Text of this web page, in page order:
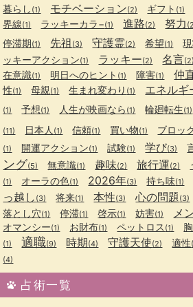
暮らし (1) モチベーション(2) ギフト (1)
界線(1) ラッキーカラ−(1) 進路(2) 努力
停滞期(1) 先祖 (3) 守護霊(2) 希望(1)
ッキーアクション(1) ラッキー(2) 名言(2)
在意識(1) 明日へのヒント (1) 障害(1) 仲
性(1) 母親(1) 生まれ変わり (1) エネルギ
(1) 予想(1) 人生が映画なら (1) 輪廻転生(1)
(11) 日本人 (1) 信頼(1) 買い物(1) ブロッ
(1) 開運アクション(1) 試験(1) 学び(3)
ング(5) 無意識(1) 趣味(2) 旅行運(2)
(1) オーラの色(1) 2026年(3) 持ち味(1)
っ越し (3) 将来(1) 本性(3) 心の問題 (3)
落とし穴(1) 停滞(1) 啓示(1) 妨害(1) メ
オマンシー(1) お財布(1) ペットロス (1)
(1) 適職(9) 時期(4) 守護天使(2) 適性
(4)
占術一覧